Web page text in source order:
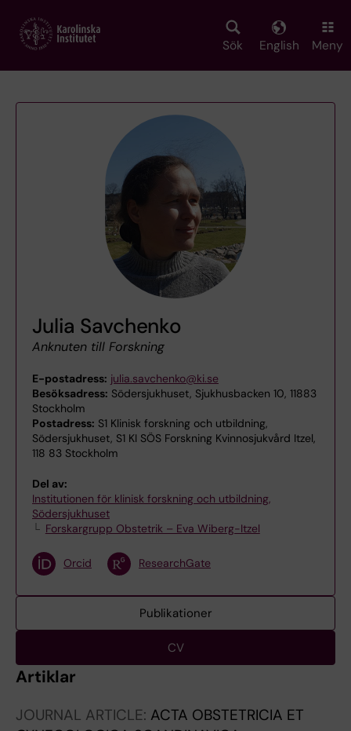
main
Sök English Meny
Julia Savchenko
Anknuten till Forskning
E-postadress: julia.savchenko@ki.se
Besöksadress: Södersjukhuset, Sjukhusbacken 10, 11883
Stockholm
Postadress: S1 Klinisk forskning och utbildning,
Södersjukhuset, S1 KI SÖS Forskning Kvinnosjukvård Itzel,
118 83 Stockholm
Del av:
Institutionen för klinisk forskning och utbildning,
Södersjukhuset
Forskargrupp Obstetrik – Eva Wiberg-Itzel
Orcid ResearchGate
Publikationer
CV
Artiklar
JOURNAL ARTICLE: ACTA OBSTETRICIA ET